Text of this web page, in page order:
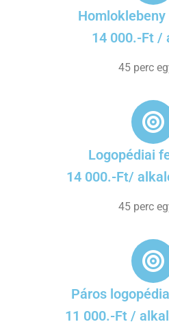
14 000.-Ft /
45 perc
Logopédiai
14 000.-Ft/
45 perc
Páros
11 000.-Ft /